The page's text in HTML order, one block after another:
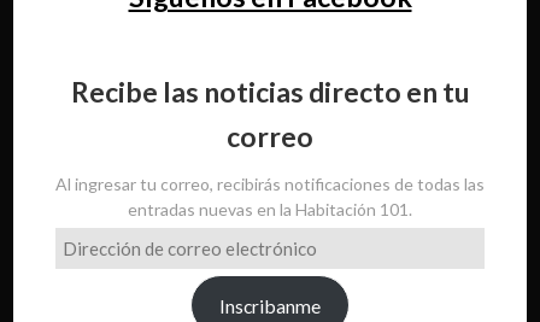
Recibe las noticias directo en tu
correo
Al ingresar tu correo, recibirás notificaciones de todas las
entradas nuevas en la Habitación 101.
Dirección
de
Inscribanme